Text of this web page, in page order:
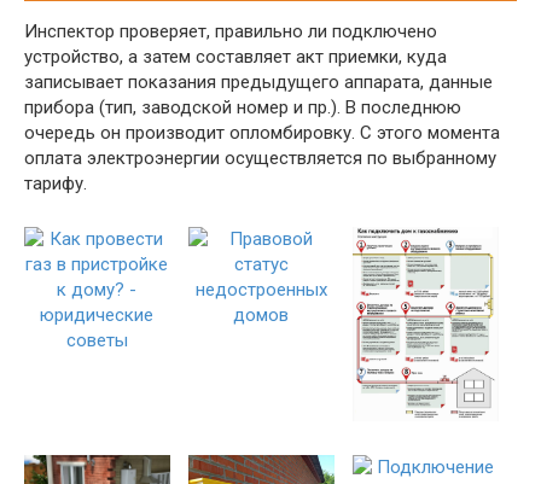
Инспектор проверяет, правильно ли подключено
устройство, а затем составляет акт приемки, куда
записывает показания предыдущего аппарата, данные
прибора (тип, заводской номер и пр.). В последнюю
очередь он производит опломбировку. С этого момента
оплата электроэнергии осуществляется по выбранному
тарифу.